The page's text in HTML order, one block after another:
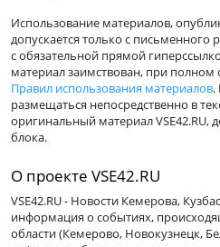
Использование материалов,
допускается только с письменного
с обязательной прямой
материал заимствован, при
Правил использования материалов.
размещаться непосредственно в
оригинальный материал VSE42.RU,
блока.
О проекте VSE42.RU
VSE42.RU - Новости Кемерова,
информация о событиях,
области (Кемерово, Новокузнецк,